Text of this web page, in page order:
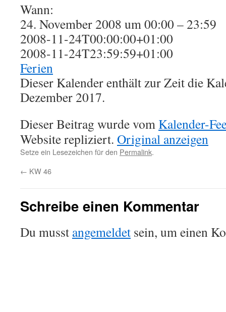
Wann:
24. November 2008 um 00:00 – 23:59
2008-11-24T00:00:00+01:00
2008-11-24T23:59:59+01:00
Ferien
Dieser Kalender enthält zur Zeit die
Dezember 2017.
Dieser Beitrag wurde vom Kalender-
Website repliziert. Original anzeigen
Setze ein Lesezeichen für den Permalink.
← KW 46
Schreibe einen Kommentar
Du musst angemeldet sein, um einen